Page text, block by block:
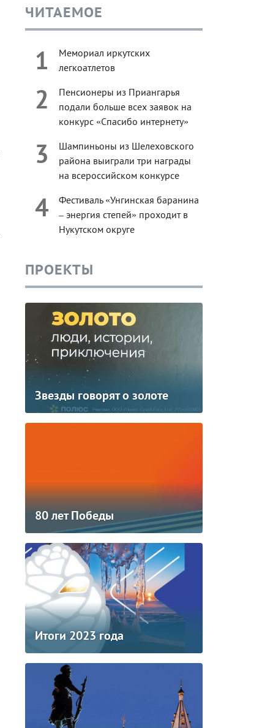
ЧИТАЕМОЕ
1
Мемориал иркутских
легкоатлетов
2
Пенсионеры из Приангарья
подали больше всех заявок на
конкурс «Спасибо интернету»
3
Шампиньоны из Шелеховского
района выиграли три награды
на всероссийском конкурсе
4
Фестиваль «Унгинская баранина
– энергия степей» проходит в
Нукутском округе
ПРОЕКТЫ
Звезды говорят о золоте
80 лет Победы
Итоги 2023 года